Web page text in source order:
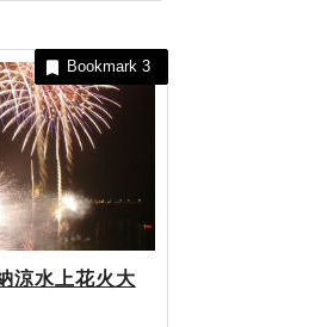
涼水上花火大
Bookmark3